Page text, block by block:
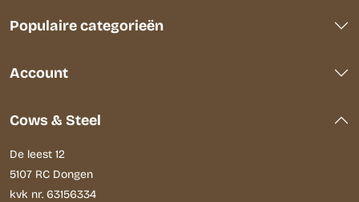
Populaire categorieën
Account
Cows & Steel
De leest 12
5107 RC Dongen
kvk nr. 63156334